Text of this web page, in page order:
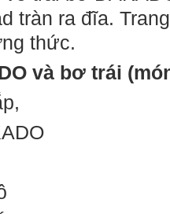
tràn ra đĩa.
thức.
và bơ trái